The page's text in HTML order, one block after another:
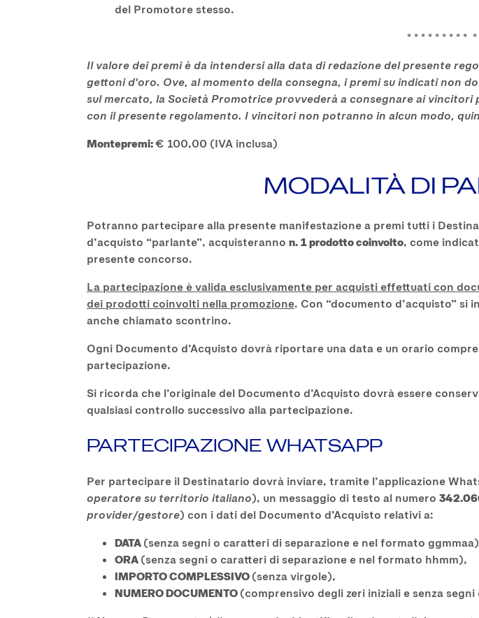
del Promotore stesso.
* * * * * * * * *
Il valore dei premi è da intendersi alla data di redazione del presente
gettoni d'oro. Ove, al momento della consegna, i premi su indicati non
sul mercato, la Società Promotrice provvederà a consegnare ai
con il presente regolamento. I vincitori non potranno in alcun modo,
Montepremi:€ 100,00 (IVA inclusa)
MODALITÀ DI
Potranno partecipare alla presente manifestazione a premi tutti i
d’acquisto “parlante”, acquisteranno n. 1 prodotto coinvolto, come
presente concorso.
La partecipazione è valida esclusivamente per acquisti effettuati con
dei prodotti coinvolti nella promozione. Con “documento d’acquisto” si
anche chiamato scontrino.
Ogni Documento d’Acquisto dovrà riportare una data e un orario
partecipazione.
Si ricorda che l’originale del Documento d’Acquisto dovrà essere
qualsiasi controllo successivo alla partecipazione.
PARTECIPAZIONE WHATSAPP
Per partecipare il Destinatario dovrà inviare, tramite l’applicazione
operatore su territorio italiano), un messaggio di testo al numero
provider/gestore) con i dati del Documento d’Acquisto relativi a:
DATA (senza segni o caratteri di separazione e nel formato
ORA (senza segni o caratteri di separazione e nel formato hhmm),
IMPORTO COMPLESSIVO (senza virgole),
NUMERO DOCUMENTO (comprensivo degli zeri iniziali e senza